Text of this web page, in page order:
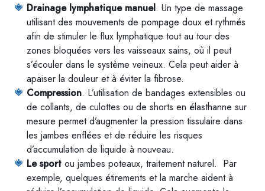
Drainage lymphatique manuel. Un type de massage
utilisant des mouvements de pompage doux et rythmés
afin de stimuler le flux lymphatique tout au tour des
zones bloquées vers les vaisseaux sains, où il peut
s’écouler dans le système veineux. Cela peut aider à
apaiser la douleur et à éviter la fibrose.
Compression. L’utilisation de bandages extensibles ou
de collants, de culottes ou de shorts en élasthanne sur
mesure permet d’augmenter la pression tissulaire dans
les jambes enflées et de réduire les risques
d’accumulation de liquide à nouveau.
Le sport ou jambes poteaux, traitement naturel. Par
exemple, quelques étirements et la marche aident à